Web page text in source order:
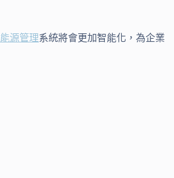
能源管理系統將會更加智能化，為企業